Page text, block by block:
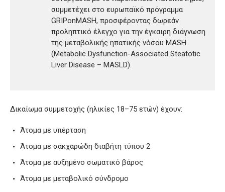
συμμετέχει στο ευρωπαϊκό πρόγραμμα
GRIPonMASH, προσφέροντας δωρεάν
προληπτικό έλεγχο για την έγκαιρη διάγνωση
της μεταβολικής ηπατικής νόσου MASH
(Metabolic Dysfunction-Associated Steatotic
Liver Disease – MASLD).
Δικαίωμα συμμετοχής (ηλικίες 18–75 ετών) έχουν:
Άτομα με υπέρταση
Άτομα με σακχαρώδη διαβήτη τύπου 2
Άτομα με αυξημένο σωματικό βάρος
Άτομα με μεταβολικό σύνδρομο